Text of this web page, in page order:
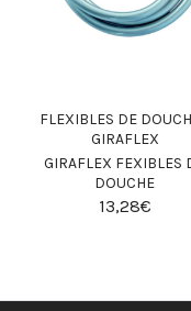
FLEXIBLES DE
GIRAFLEX
GIRAFLEX FEXIBLES
DOUCHE
13,28€